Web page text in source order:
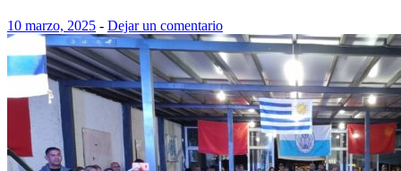
10 marzo, 2025 - Dejar un comentario